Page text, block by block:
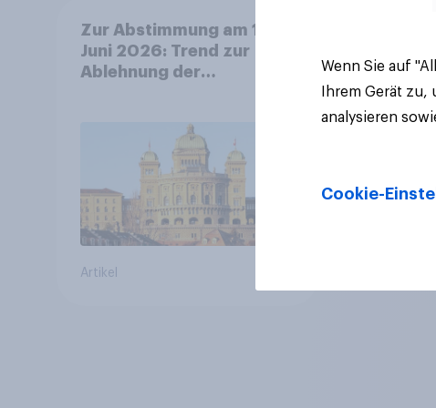
Zur Abstimmung am 14.
Juni 2026: Trend zur
Ablehnung der
für Annahme des
Zivildienstgesetz sinken
Artikel
Wenn Sie auf
Ihrem Gerät
analysieren
Cookie-